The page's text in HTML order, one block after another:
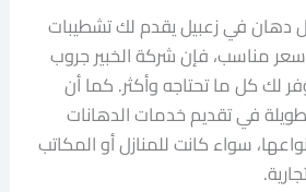
دهان في زعبيل يقدم لك تشطيبات
مناسب، فإن شركة الخبير جروب
لك كل ما تحتاجه وأكثر. كما أن
في تقديم خدمات الدهانات
سواء كانت للمنازل أو المكاتب